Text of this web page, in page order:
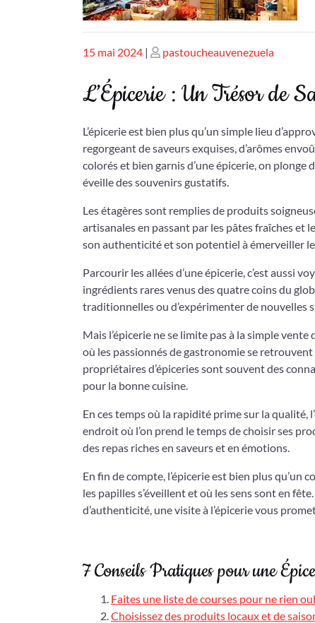
Publié
15 mai 2024 | Publié
pastoucheauvenezuela
L’Épicerie : Un Trésor de
L’épicerie est bien plus qu’un simple lieu
regorgeant de saveurs exquises, d’arômes
colorés et bien garnis d’une épicerie, on
éveille des souvenirs gustatifs.
Les étagères sont remplies de produits
artisanales en passant par les pâtes fraîches et
son authenticité et son potentiel à émerveiller
Parcourir les allées d’une épicerie, c’est aussi
ingrédients rares venus des quatre coins du
traditionnelles ou d’expérimenter de nouvelles
Mais l’épicerie ne se limite pas à la simple
où les passionnés de gastronomie se
propriétaires d’épiceries sont souvent des
pour la bonne cuisine.
En ces temps où la rapidité prime sur la qualité,
endroit où l’on prend le temps de choisir ses
des repas riches en saveurs et en émotions.
En fin de compte, l’épicerie est bien plus qu’un
les papilles s’éveillent et où les sens sont en
d’authenticité, une visite à l’épicerie vous
7 Conseils Pratiques pour une
Faites une liste de courses pour ne rien
Choisissez des produits locaux et de